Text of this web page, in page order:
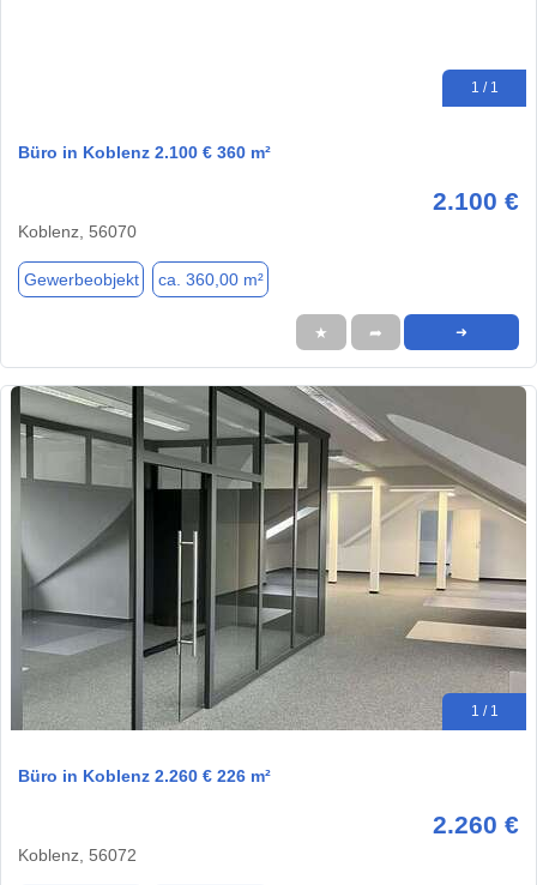
1 / 1
Büro in Koblenz 2.100 € 360 m²
2.100 €
Koblenz, 56070
Gewerbeobjekt ca. 360,00 m²
★ ➦ ➜
1 / 1
Büro in Koblenz 2.260 € 226 m²
2.260 €
Koblenz, 56072